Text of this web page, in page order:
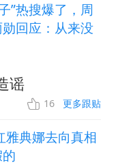
”热搜爆了，周
回应：从来没
谣
16 更多跟贴
雅典娜去向真相